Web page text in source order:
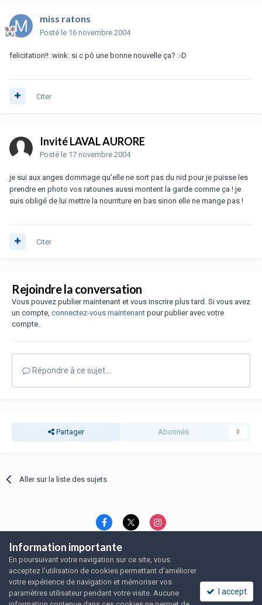
miss ratons
Posté le 16 novembre 2004
felicitation!! :wink: si c pô une bonne nouvelle ça? :-D
Citer
Invité LAVAL AURORE
Posté le 17 novembre 2004
je sui aux anges dommage qu'elle ne sort pas du nid pour je puisse les
prendre en photo vos ratounes aussi montent la garde comme ça ! je
suis obligé de lui mettre la nourriture en bas sinon elle ne mange pas !
Citer
Rejoindre la conversation
Vous pouvez publier maintenant et vous inscrire plus tard. Si vous avez
un compte, connectez-vous maintenant pour publier avec votre
compte.
Répondre à ce sujet…
Partager Abonnés 0
Aller sur la liste des sujets
Langue Thème
Politique de confidentialité
Nous contacter
Nous contacter
SRFA, l'association des amoureux du rat domestique
Powered by Invision Community
Information importante
En poursuivant votre navigation sur ce site, vous
acceptez l’utilisation de cookies permettant d'améliorer
votre expérience de navigation et mémoriser vos
paramètres utilisateur pendant votre visite. Aucune
I accept